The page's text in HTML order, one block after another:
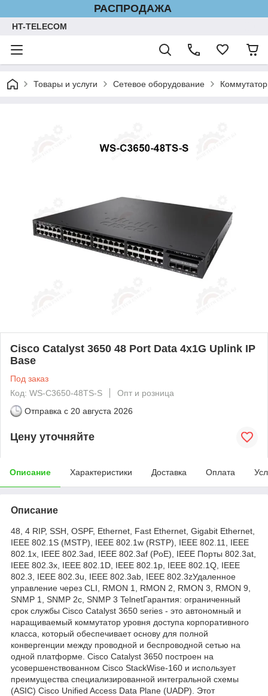
РАСПРОДАЖА
HT-TELECOM
Товары и услуги Сетевое оборудование
Cisco Catalyst 3650 48 Port Data 4x1G Uplink IP
Base
Под заказ
Код: WS-C3650-48TS-S
Опт и розница
Отправка с 20 августа 2026
Цену уточняйте
Описание Характеристики Доставка Оплата
Описание
48, 4 RIP, SSH, OSPF, Ethernet, Fast Ethernet, Gigabit Ethernet,
IEEE 802.1S (MSTP), IEEE 802.1w (RSTP), IEEE 802.11, IEEE
802.1x, IEEE 802.3ad, IEEE 802.3af (PoE), IEEE Порты 802.3at,
IEEE 802.3x, IEEE 802.1D, IEEE 802.1p, IEEE 802.1Q, IEEE
802.3, IEEE 802.3u, IEEE 802.3ab, IEEE 802.3zУдаленное
управление через CLI, RMON 1, RMON 2, RMON 3, RMON 9,
SNMP 1, SNMP 2c, SNMP 3 TelnetГарантия: ограниченный
срок службы Cisco Catalyst 3650 series - это автономный и
наращиваемый коммутатор уровня доступа корпоративного
класса, который обеспечивает основу для полной
конвергенции между проводной и беспроводной сетью на
одной платформе. Cisco Catalyst 3650 построен на
усовершенствованном Cisco StackWise-160 и использует
преимущества специализированной интегральной схемы
(ASIC) Cisco Unified Access Data Plane (UADP). Этот